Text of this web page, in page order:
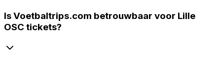
Is Voetbaltrips.com betrouwbaar voor Lille
OSC tickets?